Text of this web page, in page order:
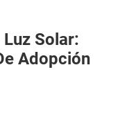
Solar:
Adopción